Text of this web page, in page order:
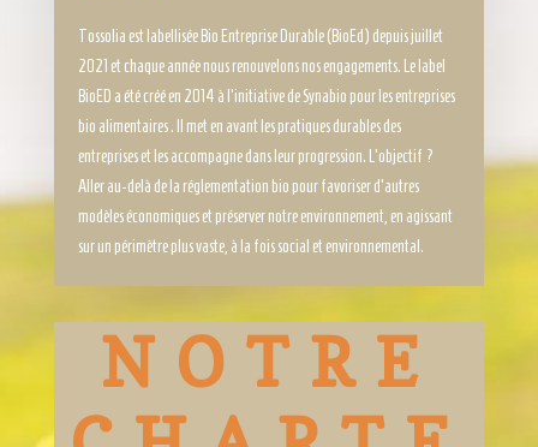
Tossolia est labellisée Bio Entreprise Durable (BioEd) depuis juillet
2021 et chaque année nous renouvelons nos engagements. Le label
BioED a été créé en 2014 à l’initiative de Synabio pour les entreprises
bio alimentaires . Il met en avant les pratiques durables des
entreprises et les accompagne dans leur progression. L’objectif ?
Aller au-delà de la réglementation bio pour favoriser d’autres
modèles économiques et préserver notre environnement, en agissant
sur un périmètre plus vaste, à la fois social et environnemental.
NOTRE